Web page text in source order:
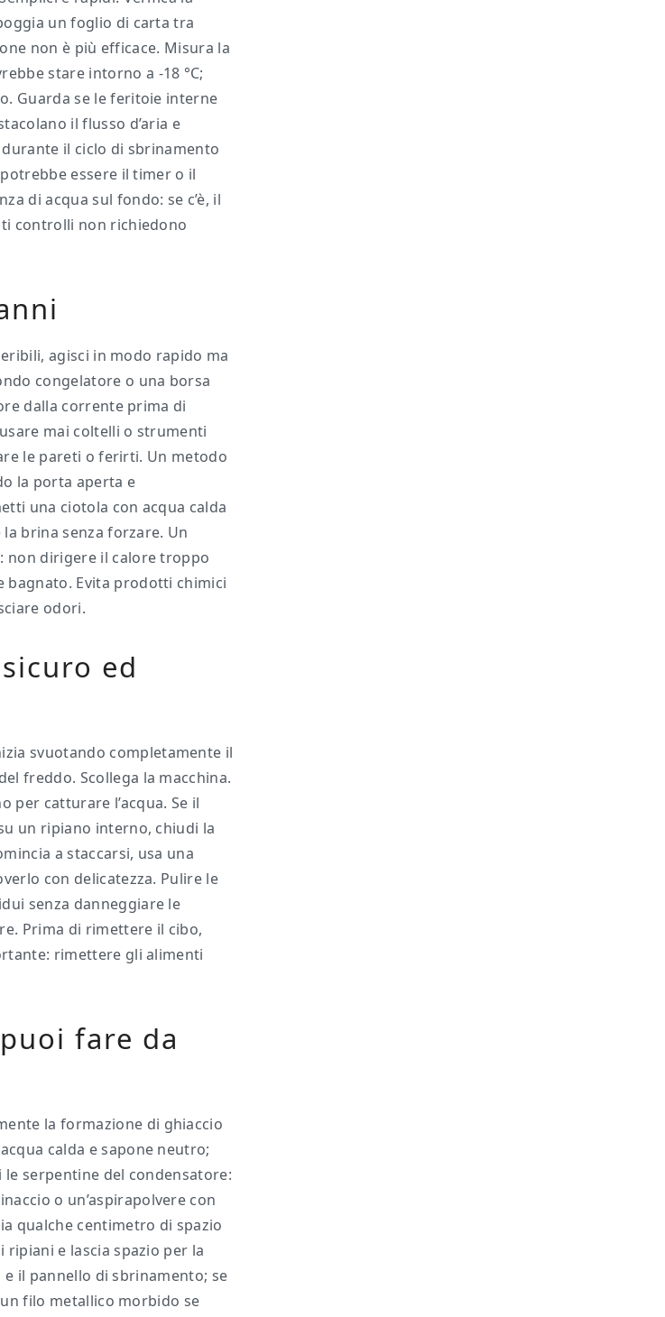
un foglio di carta tra
non è più efficace. Misura la
stare intorno a -18 °C;
Guarda se le feritoie interne
il flusso d’aria e
il ciclo di sbrinamento
essere il timer o il
di acqua sul fondo: se c’è, il
controlli non richiedono
agisci in modo rapido ma
congelatore o una borsa
dalla corrente prima di
mai coltelli o strumenti
le pareti o ferirti. Un metodo
la porta aperta e
una ciotola con acqua calda
brina senza forzare. Un
non dirigere il calore troppo
bagnato. Evita prodotti chimici
odori.
ed
svuotando completamente il
freddo. Scollega la macchina.
per catturare l’acqua. Se il
un ripiano interno, chiudi la
a staccarsi, usa una
con delicatezza. Pulire le
senza danneggiare le
Prima di rimettere il cibo,
rimettere gli alimenti
fare da
la formazione di ghiaccio
calda e sapone neutro;
serpentine del condensatore:
o un’aspirapolvere con
qualche centimetro di spazio
e lascia spazio per la
il pannello di sbrinamento; se
filo metallico morbido se